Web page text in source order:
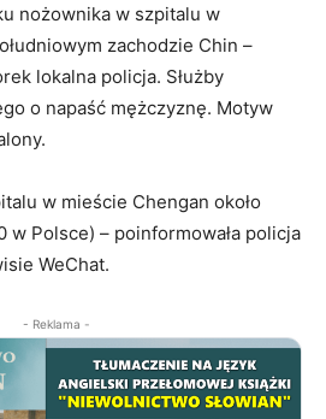
nożownika w szpitalu w
zachodzie Chin –
lokalna policja. Służby
o napaść mężczyznę. Motyw
w mieście Chengan około
w Polsce) – poinformowała policja
WeChat.
- Reklama -